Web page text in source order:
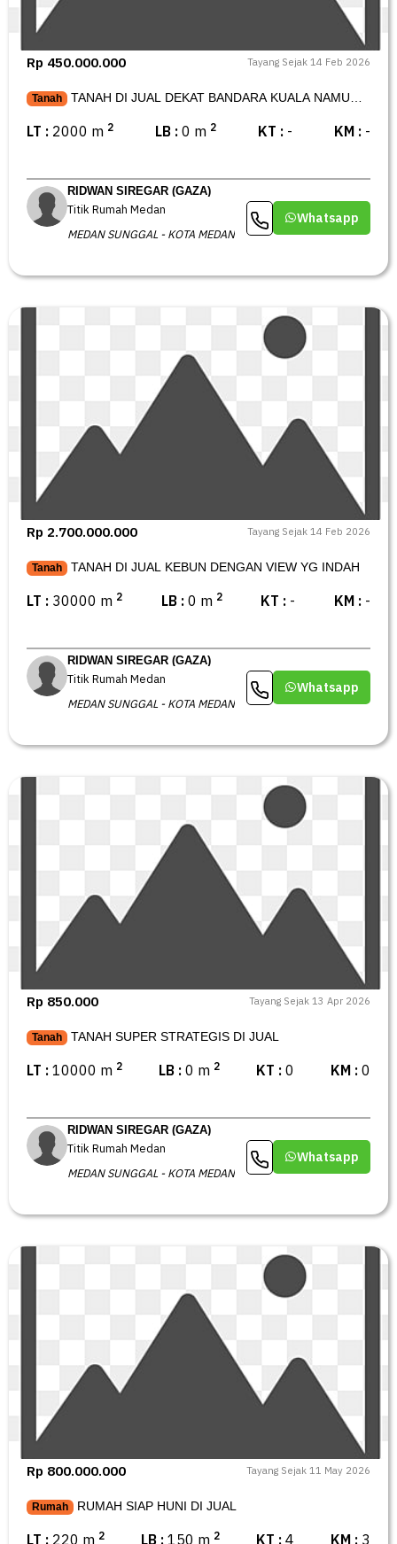
Rp 450.000.000 Tayang Sejak 14 Feb 2026
Tanah
LT : 2000 m 2 LB : 0 m 2 KT : - KM : -
RIDWAN SIREGAR (GAZA)
Titik Rumah Medan
MEDAN SUNGGAL - KOTA MEDAN
Whatsapp
Rp 2.700.000.000 Tayang Sejak 14 Feb 2026
Tanah TANAH DI JUAL KEBUN DENGAN VIEW YG INDAH
LT : 30000 m 2 LB : 0 m 2 KT : - KM : -
RIDWAN SIREGAR (GAZA)
Titik Rumah Medan
MEDAN SUNGGAL - KOTA MEDAN
Whatsapp
Rp 850.000 Tayang Sejak 13 Apr 2026
Tanah TANAH SUPER STRATEGIS DI JUAL
LT : 10000 m 2 LB : 0 m 2 KT : 0 KM : 0
RIDWAN SIREGAR (GAZA)
Titik Rumah Medan
MEDAN SUNGGAL - KOTA MEDAN
Whatsapp
Rp 800.000.000 Tayang Sejak 11 May 2026
Rumah RUMAH SIAP HUNI DI JUAL
LT : 220 m 2 LB : 150 m 2 KT : 4 KM : 3